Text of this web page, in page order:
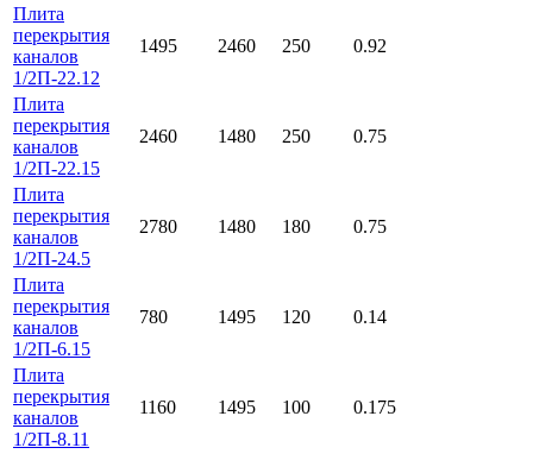
Плита
перекрытия
каналов
1/2П-22.12
1495 2460 250 0.92
Плита
перекрытия
каналов
1/2П-22.15
2460 1480 250 0.75
Плита
перекрытия
каналов
1/2П-24.5
2780 1480 180 0.75
Плита
перекрытия
каналов
1/2П-6.15
780 1495 120 0.14
Плита
перекрытия
каналов
1/2П-8.11
1160 1495 100 0.175